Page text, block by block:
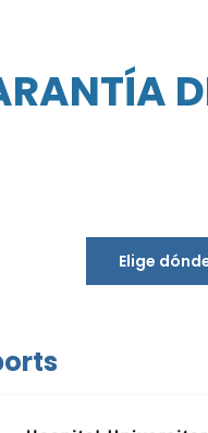
Elige